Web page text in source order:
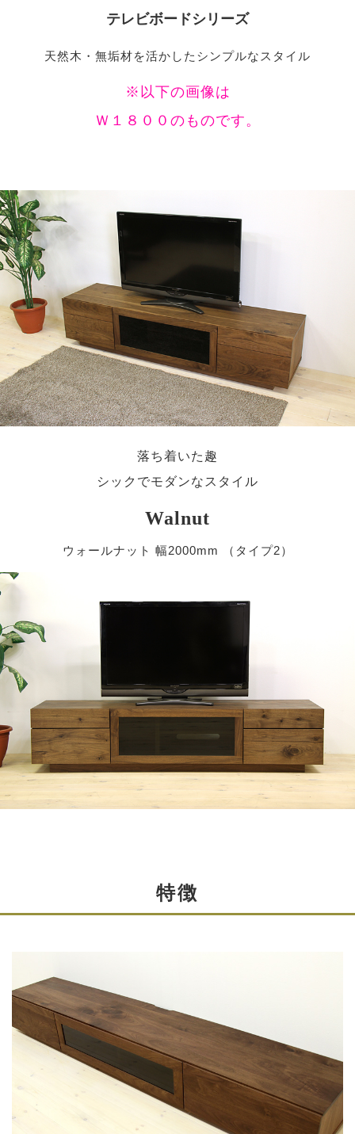
テレビボードシリーズ
天然木・無垢材を活かしたシンプルなスタイル
※以下の画像は
Ｗ１８００のものです。
落ち着いた趣
シックでモダンなスタイル
Walnut
ウォールナット 幅2000mm （タイプ2）
特徴